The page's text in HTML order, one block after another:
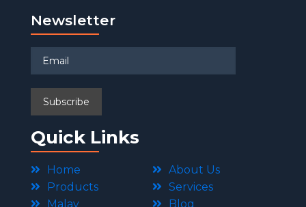
Newsletter
Quick Links
Home
About Us
Products
Services
Malay
Blog